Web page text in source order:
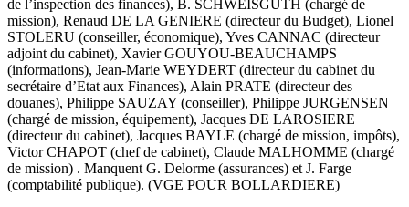
de l’inspection des finances), B. SCHWEISGUTH (chargé de
mission), Renaud DE LA GENIERE (directeur du Budget), Lionel
STOLERU (conseiller, économique), Yves CANNAC (directeur
adjoint du cabinet), Xavier GOUYOU-BEAUCHAMPS
(informations), Jean-Marie WEYDERT (directeur du cabinet du
secrétaire d’Etat aux Finances), Alain PRATE (directeur des
douanes), Philippe SAUZAY (conseiller), Philippe JURGENSEN
(chargé de mission, équipement), Jacques DE LAROSIERE
(directeur du cabinet), Jacques BAYLE (chargé de mission, impôts),
Victor CHAPOT (chef de cabinet), Claude MALHOMME (chargé
de mission) . Manquent G. Delorme (assurances) et J. Farge
(comptabilité publique). (VGE POUR BOLLARDIERE)